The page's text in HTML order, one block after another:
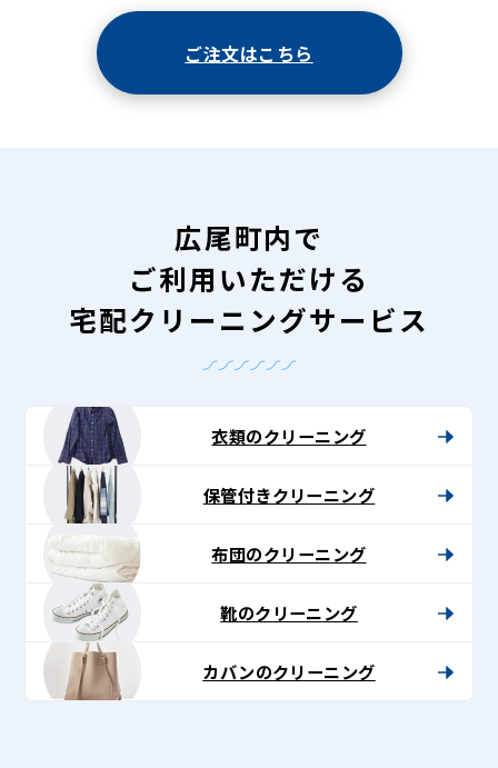
ご注文はこちら
広尾町内で
ご利用いただける
宅配クリーニングサービス
衣類のクリーニング
保管付きクリーニング
布団のクリーニング
靴のクリーニング
カバンのクリーニング